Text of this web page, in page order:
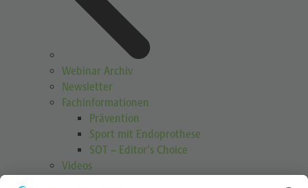
Webinar Archiv
Newsletter
Fachinformationen
Prävention
Sport mit Endoprothese
SOT – Editor’s Choice
Videos